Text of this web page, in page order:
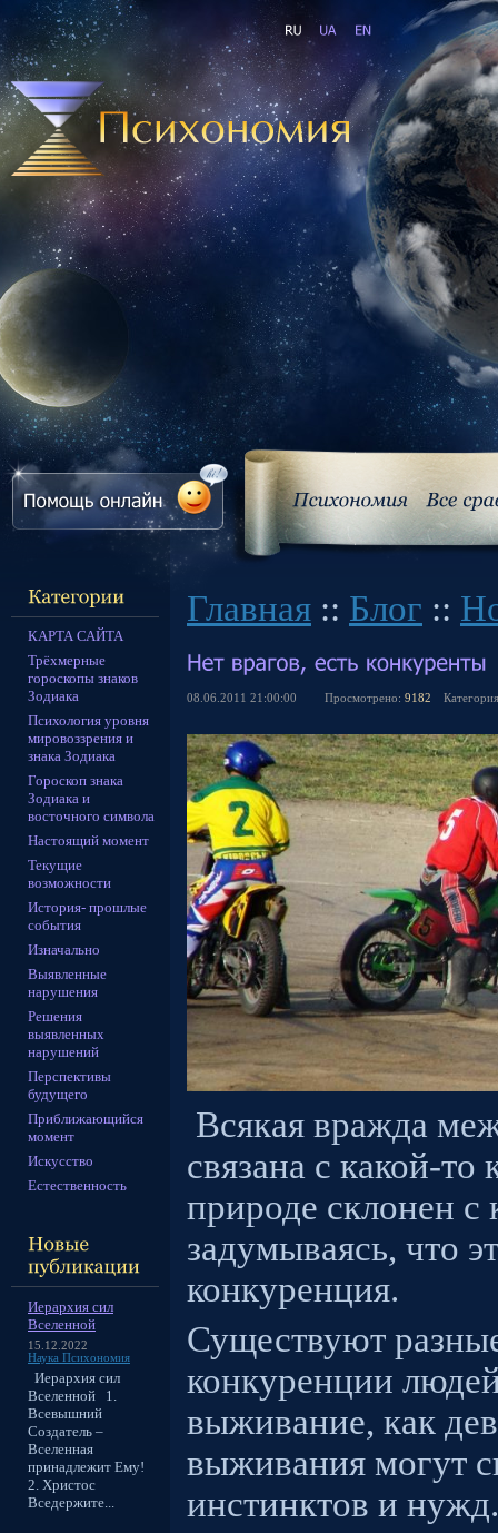
КАРТА САЙТА
Трёхмерные
гороскопы знаков
Зодиака
Психология уровня
мировоззрения и
знака Зодиака
Гороскоп знака
Зодиака и
восточного символа
Настоящий момент
Текущие
возможности
История- прошлые
события
Изначально
Выявленные
нарушения
Решения
выявленных
нарушений
Перспективы
будущего
Приближающийся
момент
Искусство
Естественность
Иерархия сил
Вселенной
15.12.2022
Наука Психономия
Иерархия сил
Вселенной 1.
Всевышний
Создатель –
Вселенная
принадлежит Ему!
2. Христос
Вседержите...
Главная :: Блог ::
08.06.2011 21:00:00 Просмотрено: 9182
Всякая вражда
связана с какой-
природе склонен с
задумываясь, что
конкуренция.
Существуют
конкуренции
выживание, как
выживания могут
инстинктов и нужд.